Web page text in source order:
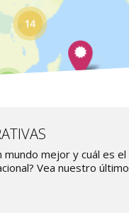
mejor y cuál es el
Vea nuestro último